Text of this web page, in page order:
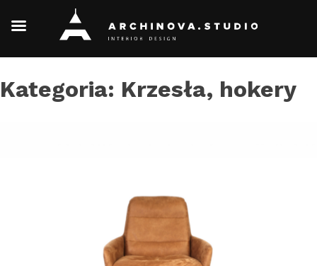
Skip
to
Kategoria: Krzesła, hokery